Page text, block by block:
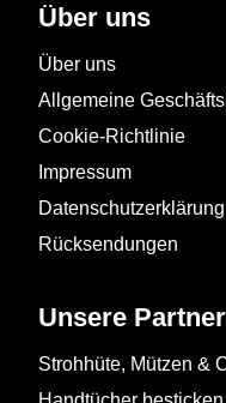
Über uns
Über uns
Allgemeine
Cookie-Richtlinie
Impressum
Datenschutzerklärung
Rücksendungen
Unsere Partner
Strohhüte, Mützen &